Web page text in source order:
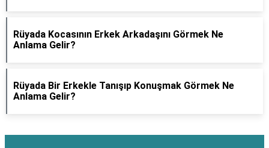
Rüyada Kocasının Erkek Arkadaşını Görmek Ne
Anlama Gelir?
Rüyada Bir Erkekle Tanışıp Konuşmak Görmek Ne
Anlama Gelir?